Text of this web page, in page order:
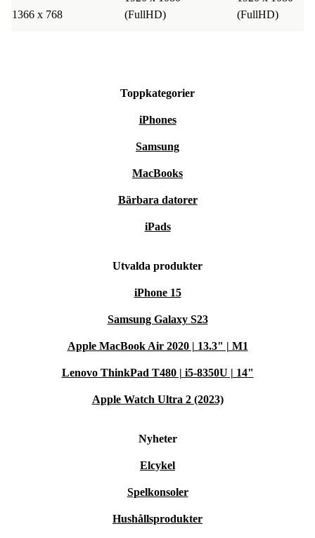
1366 x 768
(FullHD)
(FullHD)
Toppkategorier
iPhones
Samsung
MacBooks
Bärbara datorer
iPads
Utvalda produkter
iPhone 15
Samsung Galaxy S23
Apple MacBook Air 2020 | 13.3" | M1
Lenovo ThinkPad T480 | i5-8350U | 14"
Apple Watch Ultra 2 (2023)
Nyheter
Elcykel
Spelkonsoler
Hushållsprodukter